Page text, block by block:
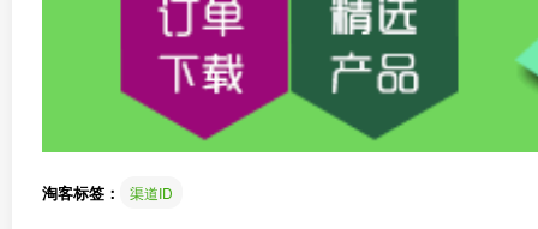
淘客标签： 渠道ID